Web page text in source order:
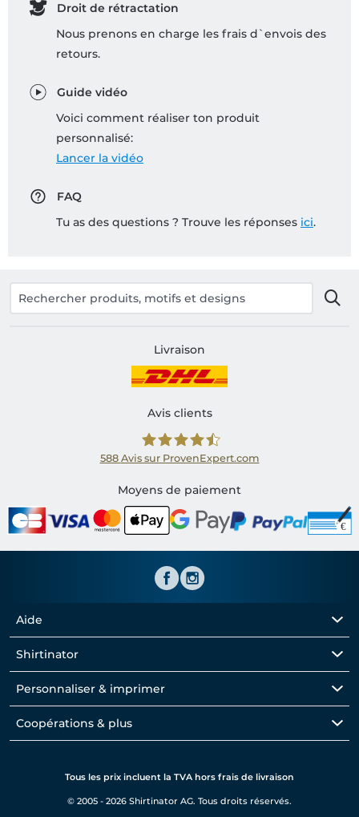
Droit de rétractation
Nous prenons en charge les frais d`envois des
retours.
Guide vidéo
Voici comment réaliser ton produit
personnalisé:
Lancer la vidéo
FAQ
Tu as des questions ? Trouve les réponses ici.
Livraison
Avis clients
Shirtinator FR
588 Avis sur ProvenExpert.com
Moyens de paiement
Aide
Shirtinator
Personnaliser & imprimer
Coopérations & plus
Tous les prix incluent la TVA hors frais de livraison
© 2005 - 2026 Shirtinator AG. Tous droits réservés.